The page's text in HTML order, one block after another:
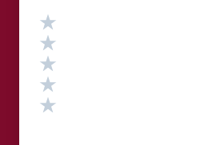
Valutazione